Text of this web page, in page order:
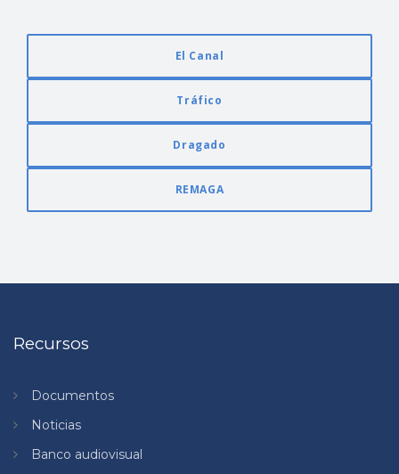
El Canal
Tráfico
Dragado
REMAGA
Recursos
Documentos
Noticias
Banco audiovisual